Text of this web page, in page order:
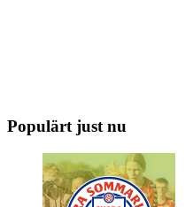
Populärt just nu